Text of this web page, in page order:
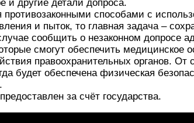
и другие детали допроса.
противозаконными способами с
и пыток, то главная задача –
сообщить о незаконном допросе
смогут обеспечить медицинское
правоохранительных органов. От
будет обеспечена физическая
за счёт государства.